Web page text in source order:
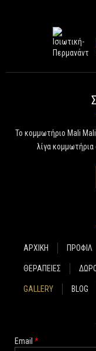
Το κομμωτήριο Mali
λίγα κομμωτήρια
ΑΡΧΙΚΗ ΠΡΟΦΙΛ
ΘΕΡΑΠΕΙΕΣ
GALLERY BLOG
Email *